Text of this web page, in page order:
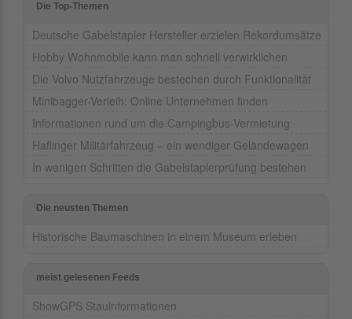
Die Top-Themen
Deutsche Gabelstapler Hersteller erzielen Rekordumsätze
Hobby Wohnmobile kann man schnell verwirklichen
Die Volvo Nutzfahrzeuge bestechen durch Funktionalität
Minibagger-Verleih: Online Unternehmen finden
Informationen rund um die Campingbus-Vermietung
Haflinger Militärfahrzeug – ein wendiger Geländewagen
In wenigen Schritten die Gabelstaplerprüfung bestehen
Die neusten Themen
Historische Baumaschinen in einem Museum erleben
meist gelesenen Feeds
ShowGPS Stauinformationen